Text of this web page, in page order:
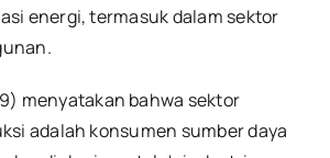
energi, termasuk dalam sektor
bahwa sektor
adalah konsumen sumber daya